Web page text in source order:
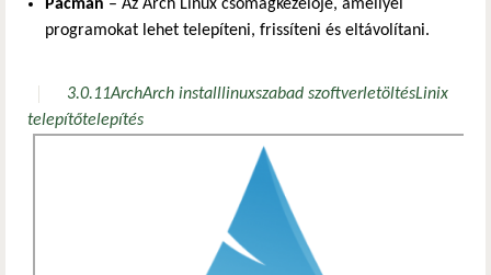
Pacman – Az Arch Linux csomagkezelője, amellyel
programokat lehet telepíteni, frissíteni és eltávolítani.
3.0.11ArchArch installlinuxszabad szoftverletöltésLinix
telepítőtelepítés